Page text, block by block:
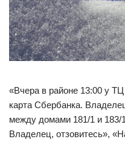
«Вчера в районе 13:00 у
карта Сбербанка.
между домами 181/1 и 183/
Владелец, отзовитесь»,